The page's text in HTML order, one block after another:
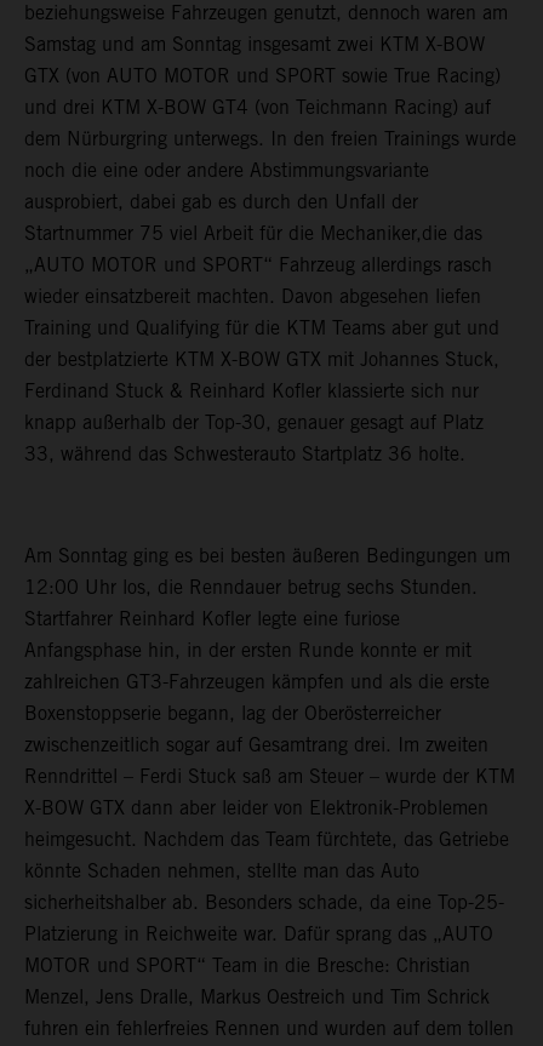
beziehungsweise Fahrzeugen genutzt, dennoch waren am
Samstag und am Sonntag insgesamt zwei KTM X-BOW
GTX (von AUTO MOTOR und SPORT sowie True Racing)
und drei KTM X-BOW GT4 (von Teichmann Racing) auf
dem Nürburgring unterwegs. In den freien Trainings wurde
noch die eine oder andere Abstimmungsvariante
ausprobiert, dabei gab es durch den Unfall der
Startnummer 75 viel Arbeit für die Mechaniker,die das
„AUTO MOTOR und SPORT“ Fahrzeug allerdings rasch
wieder einsatzbereit machten. Davon abgesehen liefen
Training und Qualifying für die KTM Teams aber gut und
der bestplatzierte KTM X-BOW GTX mit Johannes Stuck,
Ferdinand Stuck & Reinhard Kofler klassierte sich nur
knapp außerhalb der Top-30, genauer gesagt auf Platz
33, während das Schwesterauto Startplatz 36 holte.
Am Sonntag ging es bei besten äußeren Bedingungen um
12:00 Uhr los, die Renndauer betrug sechs Stunden.
Startfahrer Reinhard Kofler legte eine furiose
Anfangsphase hin, in der ersten Runde konnte er mit
zahlreichen GT3-Fahrzeugen kämpfen und als die erste
Boxenstoppserie begann, lag der Oberösterreicher
zwischenzeitlich sogar auf Gesamtrang drei. Im zweiten
Renndrittel – Ferdi Stuck saß am Steuer – wurde der KTM
X-BOW GTX dann aber leider von Elektronik-Problemen
heimgesucht. Nachdem das Team fürchtete, das Getriebe
könnte Schaden nehmen, stellte man das Auto
sicherheitshalber ab. Besonders schade, da eine Top-25-
Platzierung in Reichweite war. Dafür sprang das „AUTO
MOTOR und SPORT“ Team in die Bresche: Christian
Menzel, Jens Dralle, Markus Oestreich und Tim Schrick
fuhren ein fehlerfreies Rennen und wurden auf dem tollen